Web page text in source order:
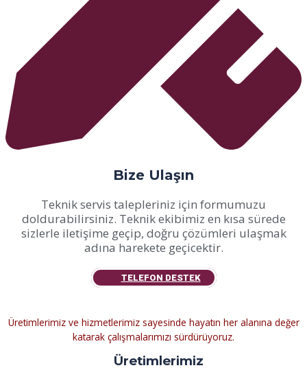
Bize Ulaşın
Teknik servis talepleriniz için formumuzu
doldurabilirsiniz. Teknik ekibimiz en kısa sürede
sizlerle iletişime geçip, doğru çözümleri ulaşmak
adına harekete geçicektir.
TELEFON DESTEK
Üretimlerimiz ve hizmetlerimiz sayesinde hayatın her alanına değer
katarak çalışmalarımızı sürdürüyoruz.
Üretimlerimiz